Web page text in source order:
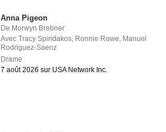
Anna Pigeon
De Morwyn Brebner
AvecTracy Spiridakos, Ronnie Rowe, Manuel
Rodriguez-Saenz
Drame
7 août 2026 sur USA Network Inc.